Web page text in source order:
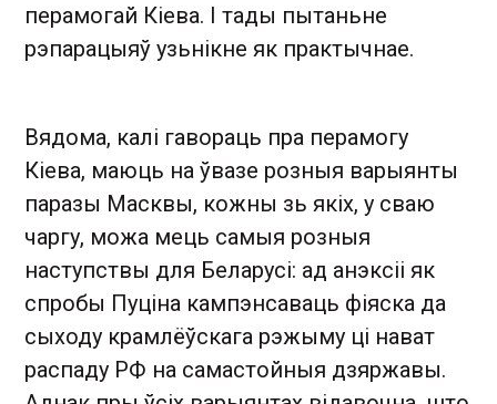
перамогай Кіева. І тады пытаньне
рэпарацыяў узьнікне як практычнае.
Вядома, калі гавораць пра перамогу
Кіева, маюць на ўвазе розныя варыянты
паразы Масквы, кожны зь якіх, у сваю
чаргу, можа мець самыя розныя
наступствы для Беларусі: ад анэксіі як
спробы Пуціна кампэнсаваць фіяска да
сыходу крамлёўскага рэжыму ці нават
распаду РФ на самастойныя дзяржавы.